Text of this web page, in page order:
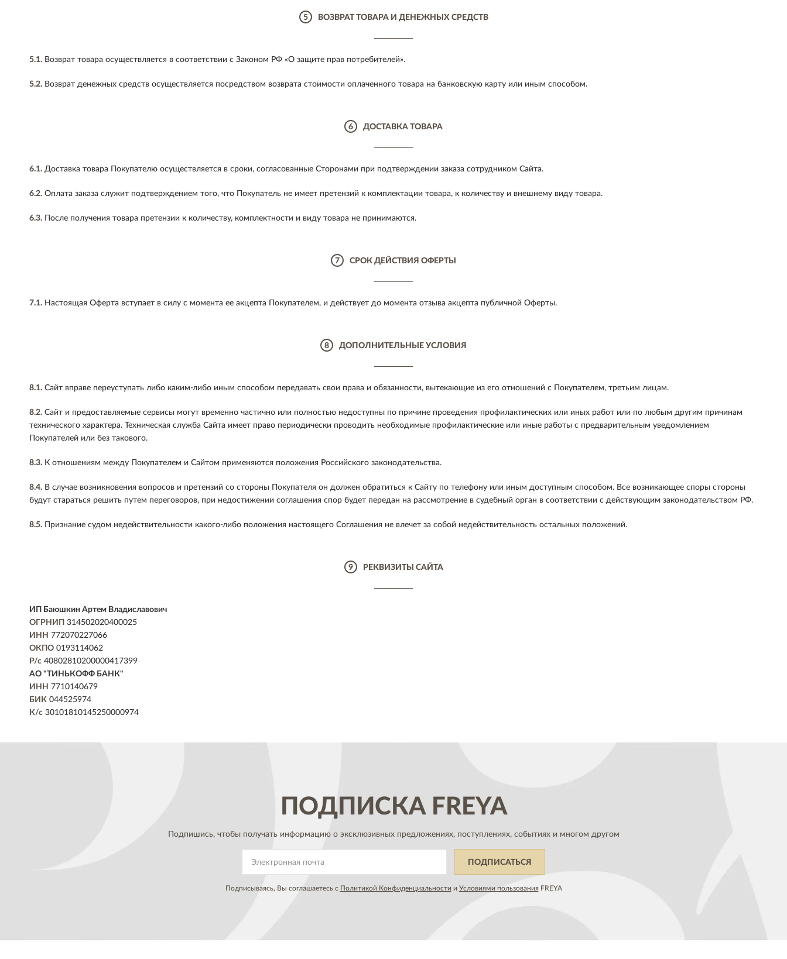
5 ВОЗВРАТ ТОВАРА И ДЕНЕЖНЫХ СРЕДСТВ
5.1. Возврат товара осуществляется в соответствии с Законом РФ «О защите прав потребителей».
5.2. Возврат денежных средств осуществляется посредством возврата стоимости оплаченного товара на банковскую карту или иным способом.
6 ДОСТАВКА ТОВАРА
6.1. Доставка товара Покупателю осуществляется в сроки, согласованные Сторонами при подтверждении заказа сотрудником Сайта.
6.2. Оплата заказа служит подтверждением того, что Покупатель не имеет претензий к комплектации товара, к количеству и внешнему виду товара.
6.3. После получения товара претензии к количеству, комплектности и виду товара не принимаются.
7 СРОК ДЕЙСТВИЯ ОФЕРТЫ
7.1. Настоящая Оферта вступает в силу с момента ее акцепта Покупателем, и действует до момента отзыва акцепта публичной Оферты.
8 ДОПОЛНИТЕЛЬНЫЕ УСЛОВИЯ
8.1. Сайт вправе переуступать либо каким-либо иным способом передавать свои права и обязанности, вытекающие из его отношений с Покупателем, третьим лицам.
8.2. Сайт и предоставляемые сервисы могут временно частично или полностью недоступны по причине проведения профилактических или иных работ или по любым другим причинам
технического характера. Техническая служба Сайта имеет право периодически проводить необходимые профилактические или иные работы с предварительным уведомлением
Покупателей или без такового.
8.3. К отношениям между Покупателем и Сайтом применяются положения Российского законодательства.
8.4. В случае возникновения вопросов и претензий со стороны Покупателя он должен обратиться к Сайту по телефону или иным доступным способом. Все возникающее споры стороны
будут стараться решить путем переговоров, при недостижении соглашения спор будет передан на рассмотрение в судебный орган в соответствии с действующим законодательством РФ.
8.5. Признание судом недействительности какого-либо положения настоящего Соглашения не влечет за собой недействительность остальных положений.
9 РЕКВИЗИТЫ САЙТА
ИП Баюшкин Артем Владиславович
ОГРНИП 314502020400025
ИНН 772070227066
ОКПО 0193114062
Р/с 40802810200000417399
АО "ТИНЬКОФФ БАНК"
ИНН 7710140679
БИК 044525974
К/с 30101810145250000974
ПОДПИСКАFREYA
Подпишись, чтобы получать информацию о эксклюзивных предложениях,поступлениях, событиях и многом другом
ПОДПИСАТЬСЯ
Подписываясь, Вы соглашаетесь с Политикой Конфиденциальности и Условиями пользованияFREYA